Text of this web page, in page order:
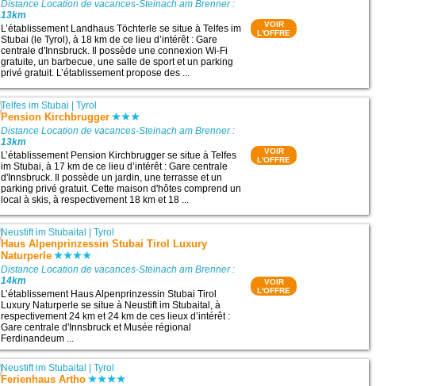
Distance Location de vacances-Steinach am Brenner :
13km
L’établissement Landhaus Töchterle se situe à Telfes im
Stubai (le Tyrol), à 18 km de ce lieu d’intérêt : Gare
centrale d'Innsbruck. Il possède une connexion Wi-Fi
gratuite, un barbecue, une salle de sport et un parking
privé gratuit. L’établissement propose des ...
VOIR
L'OFFRE
Telfes im Stubai |Tyrol
Pension Kirchbrugger
Distance Location de vacances-Steinach am Brenner :
13km
L’établissement Pension Kirchbrugger se situe à Telfes
im Stubai, à 17 km de ce lieu d’intérêt : Gare centrale
d'Innsbruck. Il possède un jardin, une terrasse et un
parking privé gratuit. Cette maison d'hôtes comprend un
local à skis, à respectivement 18 km et 18 ...
VOIR
L'OFFRE
Neustift im Stubaital |Tyrol
Haus Alpenprinzessin Stubai Tirol Luxury
Naturperle
Distance Location de vacances-Steinach am Brenner :
14km
L’établissement Haus Alpenprinzessin Stubai Tirol
Luxury Naturperle se situe à Neustift im Stubaital, à
respectivement 24 km et 24 km de ces lieux d’intérêt :
Gare centrale d'Innsbruck et Musée régional
Ferdinandeum ...
VOIR
L'OFFRE
Neustift im Stubaital |Tyrol
Ferienhaus Artho